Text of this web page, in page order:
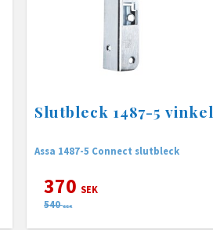
Slutbleck 1487-5 vinkel
Assa 1487-5 Connect slutbleck
370 SEK
540 SEK